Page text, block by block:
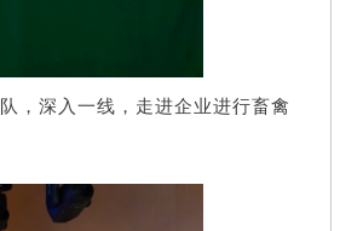
，深入一线，走进企业进行畜禽